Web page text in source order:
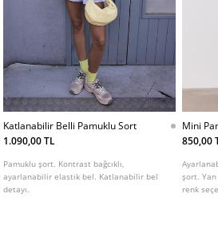
Katlanabilir Belli Pamuklu Sort
1.090,00 TL
Pamuklu şort. Kontrast bağcıklı,
ayarlanabilir elastik bel. Katlanabilir bel
detayı.
Mini
850,00
şort. Yan
renk